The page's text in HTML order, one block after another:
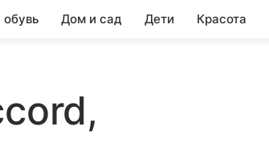
Дом и сад Дети Красота